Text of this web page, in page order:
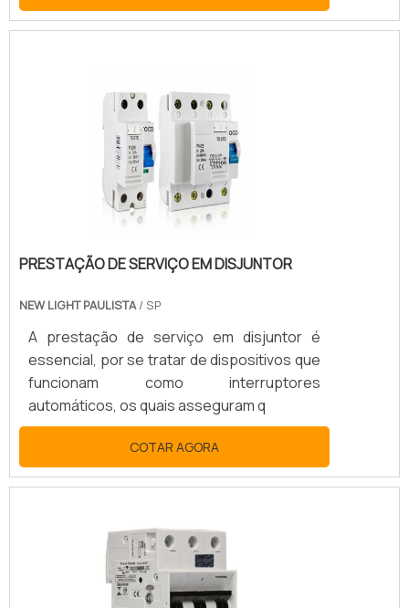
PRESTAÇÃO DE SERVIÇO EM DISJUNTOR
NEW LIGHT PAULISTA/ SP
A prestação de serviço em disjuntor é
essencial, por se tratar de dispositivos que
funcionam como interruptores
automáticos, os quais asseguram q
COTAR AGORA